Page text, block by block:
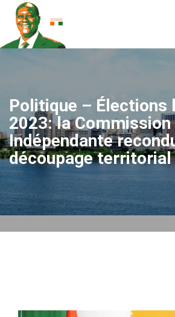
Politique – Élections
2023: la
Indépendante
découpage territorial